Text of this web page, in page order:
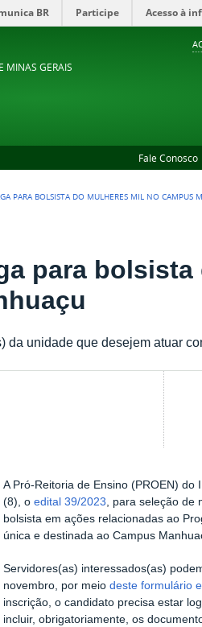
BR Participe Acesso à
MINAS GERAIS
Fale Conosco
PARA BOLSISTA DO MULHERES MIL NO CAMPUS
para
da unidade que desejem atuar
A Pró-Reitoria de Ensino (PROEN)
(8), o edital 39/2023 , para seleção
bolsista em ações relacionadas ao
única e destinada ao Campus
Servidores(as) interessados(as)
novembro, por meio deste formulário
inscrição, o candidato precisa estar
incluir, obrigatoriamente, os